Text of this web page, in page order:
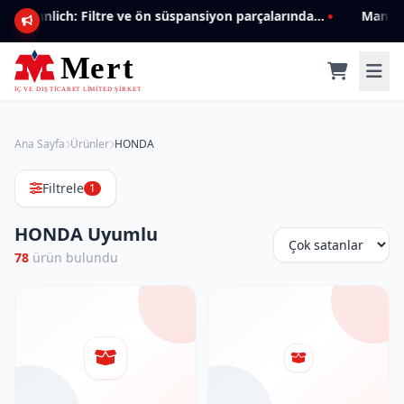
Mannlich: Filtre ve ön süspansiyon parçalarında genişleyen ürün yelpazesiyle kalite ve güven.
Ana Sayfa Ürünler HONDA
Filtrele 1
HONDA Uyumlu
78 ürün bulundu